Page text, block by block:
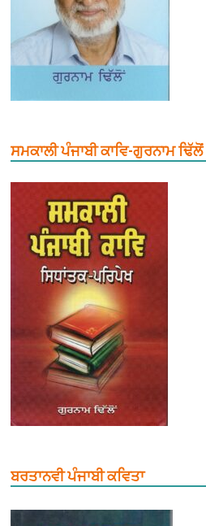
ਸਮਕਾਲੀ ਪੰਜਾਬੀ ਕਾਵਿ-ਗੁਰਨਾਮ ਢਿੱਲੋਂ
ਬਰਤਾਨਵੀ ਪੰਜਾਬੀ ਕਵਿਤਾ